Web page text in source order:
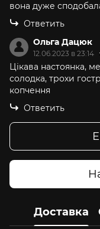
вона дуже
Ответить
Ольга Дацюк
12.06.2023 в 23:14
Цікава настоянка,
солодка, трохи
копчення
Ответить
Доставка